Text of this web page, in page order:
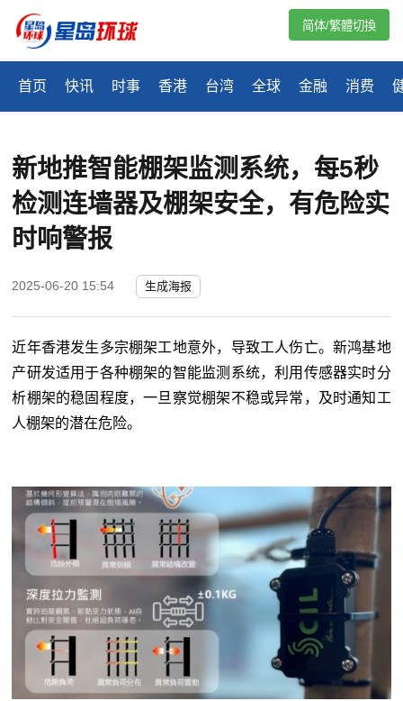
首页 快讯 时事 香港 台湾 全球 金融 消费
简体/繁體切換
新地推智能棚架监测系统，每5秒
检测连墙器及棚架安全，有危险实
时响警报
2025-06-20 15:54 生成海报
近年香港发生多宗棚架工地意外，导致工人伤亡。新鸿基地
产研发适用于各种棚架的智能监测系统，利用传感器实时分
析棚架的稳固程度，一旦察觉棚架不稳或异常，及时通知工
人棚架的潜在危险。